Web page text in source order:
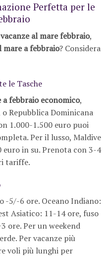
Perfetta per le
vacanze al mare febbraio,
mare a febbraio? Considera
le Tasche
a febbraio economico,
Repubblica Dominicana
1.000-1.500 euro puoi
Per il lusso, Maldive
euro in su. Prenota con 3-4
tariffe.
-5/-6 ore. Oceano Indiano:
Asiatico: 11-14 ore, fuso
ore. Per un weekend
Per vacanze più
voli più lunghi per